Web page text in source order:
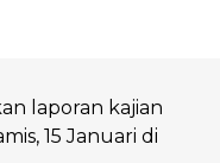
laporan kajian
15 Januari di